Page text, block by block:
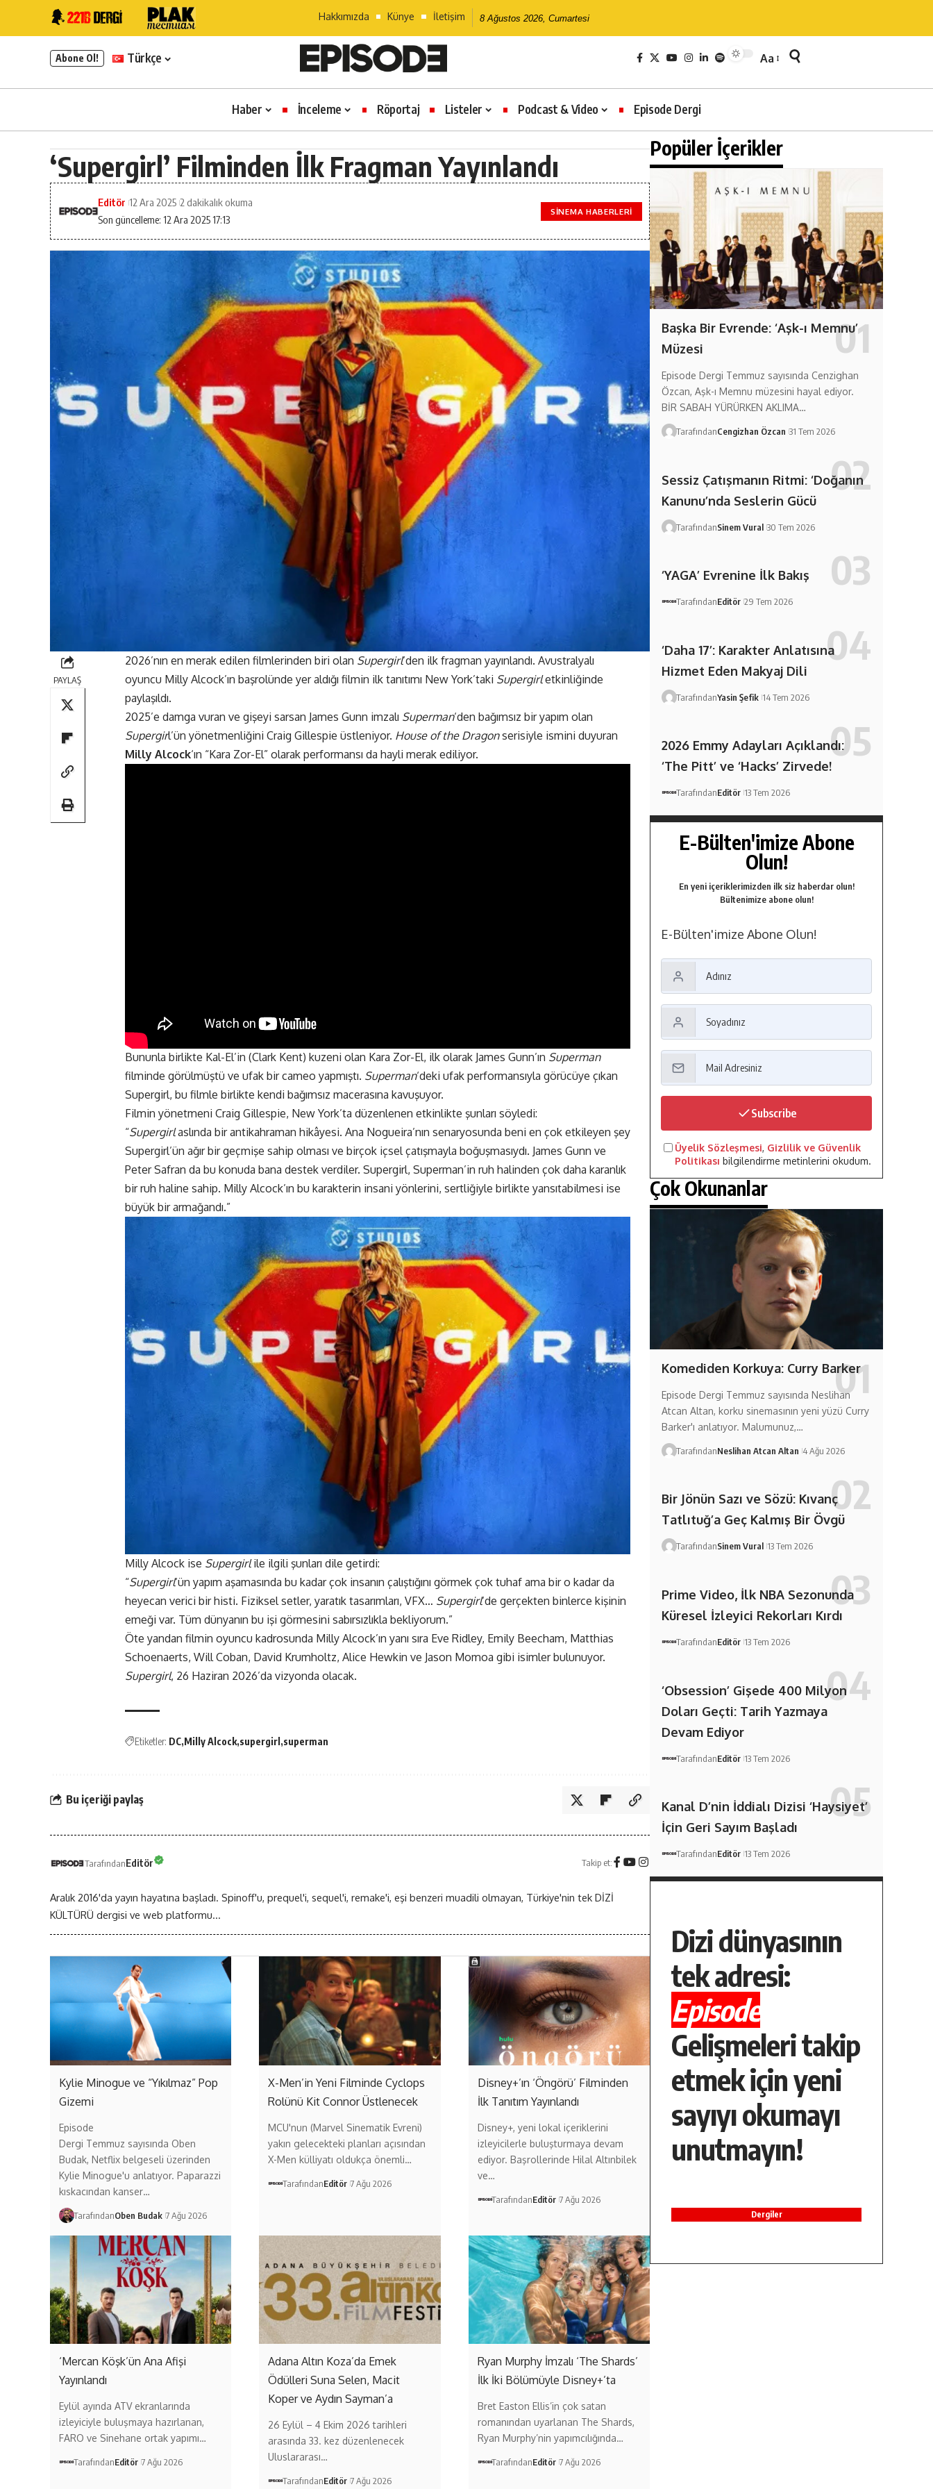
Hakkımızda Künye İletişim 8 Ağustos 2026, Cumartesi
Abone Ol! Türkçe Aa
Haber İnceleme Röportaj Listeler Podcast & Video Episode Dergi
‘Supergirl’ Filminden İlk Fragman Yayınlandı
Son güncelleme: 12 Ara 2025 17:13
Editör 12 Ara 2025 2 dakikalık okuma
SINEMA HABERLERI
PAYLAŞ
2026’nın en merak edilen filmlerinden biri olan Supergirl‘den ilk fragman yayınlandı. Avustralyalı
oyuncu Milly Alcock’ın başrolünde yer aldığı filmin ilk tanıtımı New York’taki Supergirl etkinliğinde
paylaşıldı.
2025’e damga vuran ve gişeyi sarsan James Gunn imzalı Superman‘den bağımsız bir yapım olan
Supergirl’ün yönetmenliğini Craig Gillespie üstleniyor. House of the Dragonserisiyle ismini duyuran
Milly Alcock‘ın “Kara Zor-El” olarak performansı da hayli merak ediliyor.
Bununla birlikte Kal-El’in (Clark Kent) kuzeni olan Kara Zor-El, ilk olarak James Gunn’ın Superman
filminde görülmüştü ve ufak bir cameo yapmıştı. Superman‘deki ufak performansıyla görücüye çıkan
Supergirl, bu filmle birlikte kendi bağımsız macerasına kavuşuyor.
Filmin yönetmeni Craig Gillespie, New York’ta düzenlenen etkinlikte şunları söyledi:
“Supergirlaslında bir antikahraman hikâyesi. Ana Nogueira’nın senaryosunda beni en çok etkileyen şey
Supergirl’ün ağır bir geçmişe sahip olması ve birçok içsel çatışmayla boğuşmasıydı. James Gunn ve
Peter Safran da bu konuda bana destek verdiler. Supergirl, Superman’in ruh halinden çok daha karanlık
bir ruh haline sahip. Milly Alcock’ın bu karakterin insani yönlerini, sertliğiyle birlikte yansıtabilmesi ise
büyük bir armağandı.”
Milly Alcock ise Supergirlile ilgili şunları dile getirdi:
“Supergirl‘ün yapım aşamasında bu kadar çok insanın çalıştığını görmek çok tuhaf ama bir o kadar da
heyecan verici bir histi. Fiziksel setler, yaratık tasarımları, VFX… Supergirl‘de gerçekten binlerce kişinin
emeği var. Tüm dünyanın bu işi görmesini sabırsızlıkla bekliyorum.”
Öte yandan filmin oyuncu kadrosunda Milly Alcock’ın yanı sıra Eve Ridley, Emily Beecham, Matthias
Schoenaerts, Will Coban, David Krumholtz, Alice Hewkin ve Jason Momoa gibi isimler bulunuyor.
Supergirl, 26 Haziran 2026’da vizyonda olacak.
Etiketler: DC Milly Alcock supergirl superman
Bu içeriği paylaş
TarafındanEditör Takip et:
Aralık 2016'da yayın hayatına başladı. Spinoff'u, prequel'i, sequel'i, remake'i, eşi benzeri muadili olmayan, Türkiye'nin tek DİZİ
KÜLTÜRÜ dergisi ve web platformu...
Kylie Minogue ve “Yıkılmaz” Pop
Gizemi
Episode
Dergi Temmuz sayısında Oben
Budak, Netflix belgeseli üzerinden
Kylie Minogue'u anlatıyor. Paparazzi
kıskacından kanser…
TarafındanOben Budak 7 Ağu 2026
X-Men’in Yeni Filminde Cyclops
Rolünü Kit Connor Üstlenecek
MCU'nun (Marvel Sinematik Evreni)
yakın gelecekteki planları açısından
X-Men külliyatı oldukça önemli…
TarafındanEditör 7 Ağu 2026
Disney+’ın ‘Öngörü’ Filminden
İlk Tanıtım Yayınlandı
Disney+, yeni lokal içeriklerini
izleyicilerle buluşturmaya devam
ediyor. Başrollerinde Hilal Altınbilek
ve…
TarafındanEditör 7 Ağu 2026
‘Mercan Köşk’ün Ana Afişi
Yayınlandı
Eylül ayında ATV ekranlarında
izleyiciyle buluşmaya hazırlanan,
FARO ve Sinehane ortak yapımı…
TarafındanEditör 7 Ağu 2026
Adana Altın Koza’da Emek
Ödülleri Suna Selen, Macit
Koper ve Aydın Sayman’a
26 Eylül – 4 Ekim 2026 tarihleri
arasında 33. kez düzenlenecek
Uluslararası…
TarafındanEditör 7 Ağu 2026
Ryan Murphy İmzalı ‘The Shards’
İlk İki Bölümüyle Disney+’ta
Bret Easton Ellis’in çok satan
romanından uyarlanan The Shards,
Ryan Murphy’nin yapımcılığında…
TarafındanEditör 7 Ağu 2026
Popüler İçerikler
Başka Bir Evrende: ‘Aşk-ı Memnu’
Müzesi
Episode Dergi Temmuz sayısında Cenzighan
Özcan, Aşk-ı Memnu müzesini hayal ediyor.
BİR SABAH YÜRÜRKEN AKLIMA…
TarafındanCengizhan Özcan 31 Tem 2026
Sessiz Çatışmanın Ritmi: ‘Doğanın
Kanunu’nda Seslerin Gücü
TarafındanSinem Vural 30 Tem 2026
‘YAGA’ Evrenine İlk Bakış
TarafındanEditör 29 Tem 2026
‘Daha 17’: Karakter Anlatısına
Hizmet Eden Makyaj Dili
TarafındanYasin Şefik 14 Tem 2026
2026 Emmy Adayları Açıklandı:
‘The Pitt’ ve ‘Hacks’ Zirvede!
TarafındanEditör 13 Tem 2026
E-Bülten'imize Abone
Olun!
En yeni içeriklerimizden ilk siz haberdar olun!
Bültenimize abone olun!
E-Bülten'imize Abone Olun!
Subscribe
Üyelik Sözleşmesi, Gizlilik ve Güvenlik
Politikası bilgilendirme metinlerini okudum.
Çok Okunanlar
Komediden Korkuya: Curry Barker
Episode Dergi Temmuz sayısında Neslihan
Atcan Altan, korku sinemasının yeni yüzü Curry
Barker'ı anlatıyor. Malumunuz,…
TarafındanNeslihan Atcan Altan 4 Ağu 2026
Bir Jönün Sazı ve Sözü: Kıvanç
Tatlıtuğ’a Geç Kalmış Bir Övgü
TarafındanSinem Vural 13 Tem 2026
Prime Video, İlk NBA Sezonunda
Küresel İzleyici Rekorları Kırdı
TarafındanEditör 13 Tem 2026
‘Obsession’ Gişede 400 Milyon
Doları Geçti: Tarih Yazmaya
Devam Ediyor
TarafındanEditör 13 Tem 2026
Kanal D’nin İddialı Dizisi ‘Haysiyet’
İçin Geri Sayım Başladı
TarafındanEditör 13 Tem 2026
Dizi dünyasının
tek adresi:
Episode
Gelişmeleri takip
etmek için yeni
sayıyı okumayı
unutmayın!
Dergiler